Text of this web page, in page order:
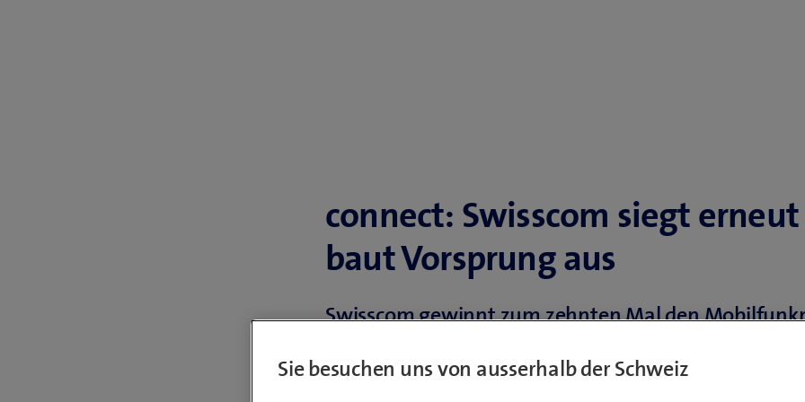
connect: Swisscom siegt
baut Vorsprung aus
Swisscom gewinnt zum zehnten Mal den
«überragend» ab. Mit 974 Punkten erzielt Swisscom
Sie besuchen uns von ausserhalb der Schweiz